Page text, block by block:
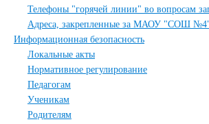
Телефоны "горячей линии" во вопросам
Адреса, закрепленные за МАОУ "СОШ
Информационная безопасность
Локальные акты
Нормативное регулирование
Педагогам
Ученикам
Родителям